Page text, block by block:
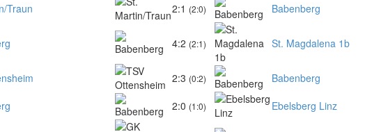
Traun 2:1 (2:0) Babenberg
4:2 (2:1) St. Magdalena 1b
2:3 (0:2) Babenberg
2:0 (1:0) Ebelsberg Linz